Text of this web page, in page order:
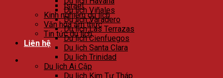
Israel
Kinh nghiệm du lịch
Văn hóa ẩm thực
Tin tức du lịch
Liên hệ
Du lịch Viñales
Du lịch Varadero
Du lịch Las Terrazas
Du lịch Cienfuegos
Du lịch Santa Clara
Du lịch Trinidad
Du lịch Ai Cập
Du lịch Kim Tự Tháp